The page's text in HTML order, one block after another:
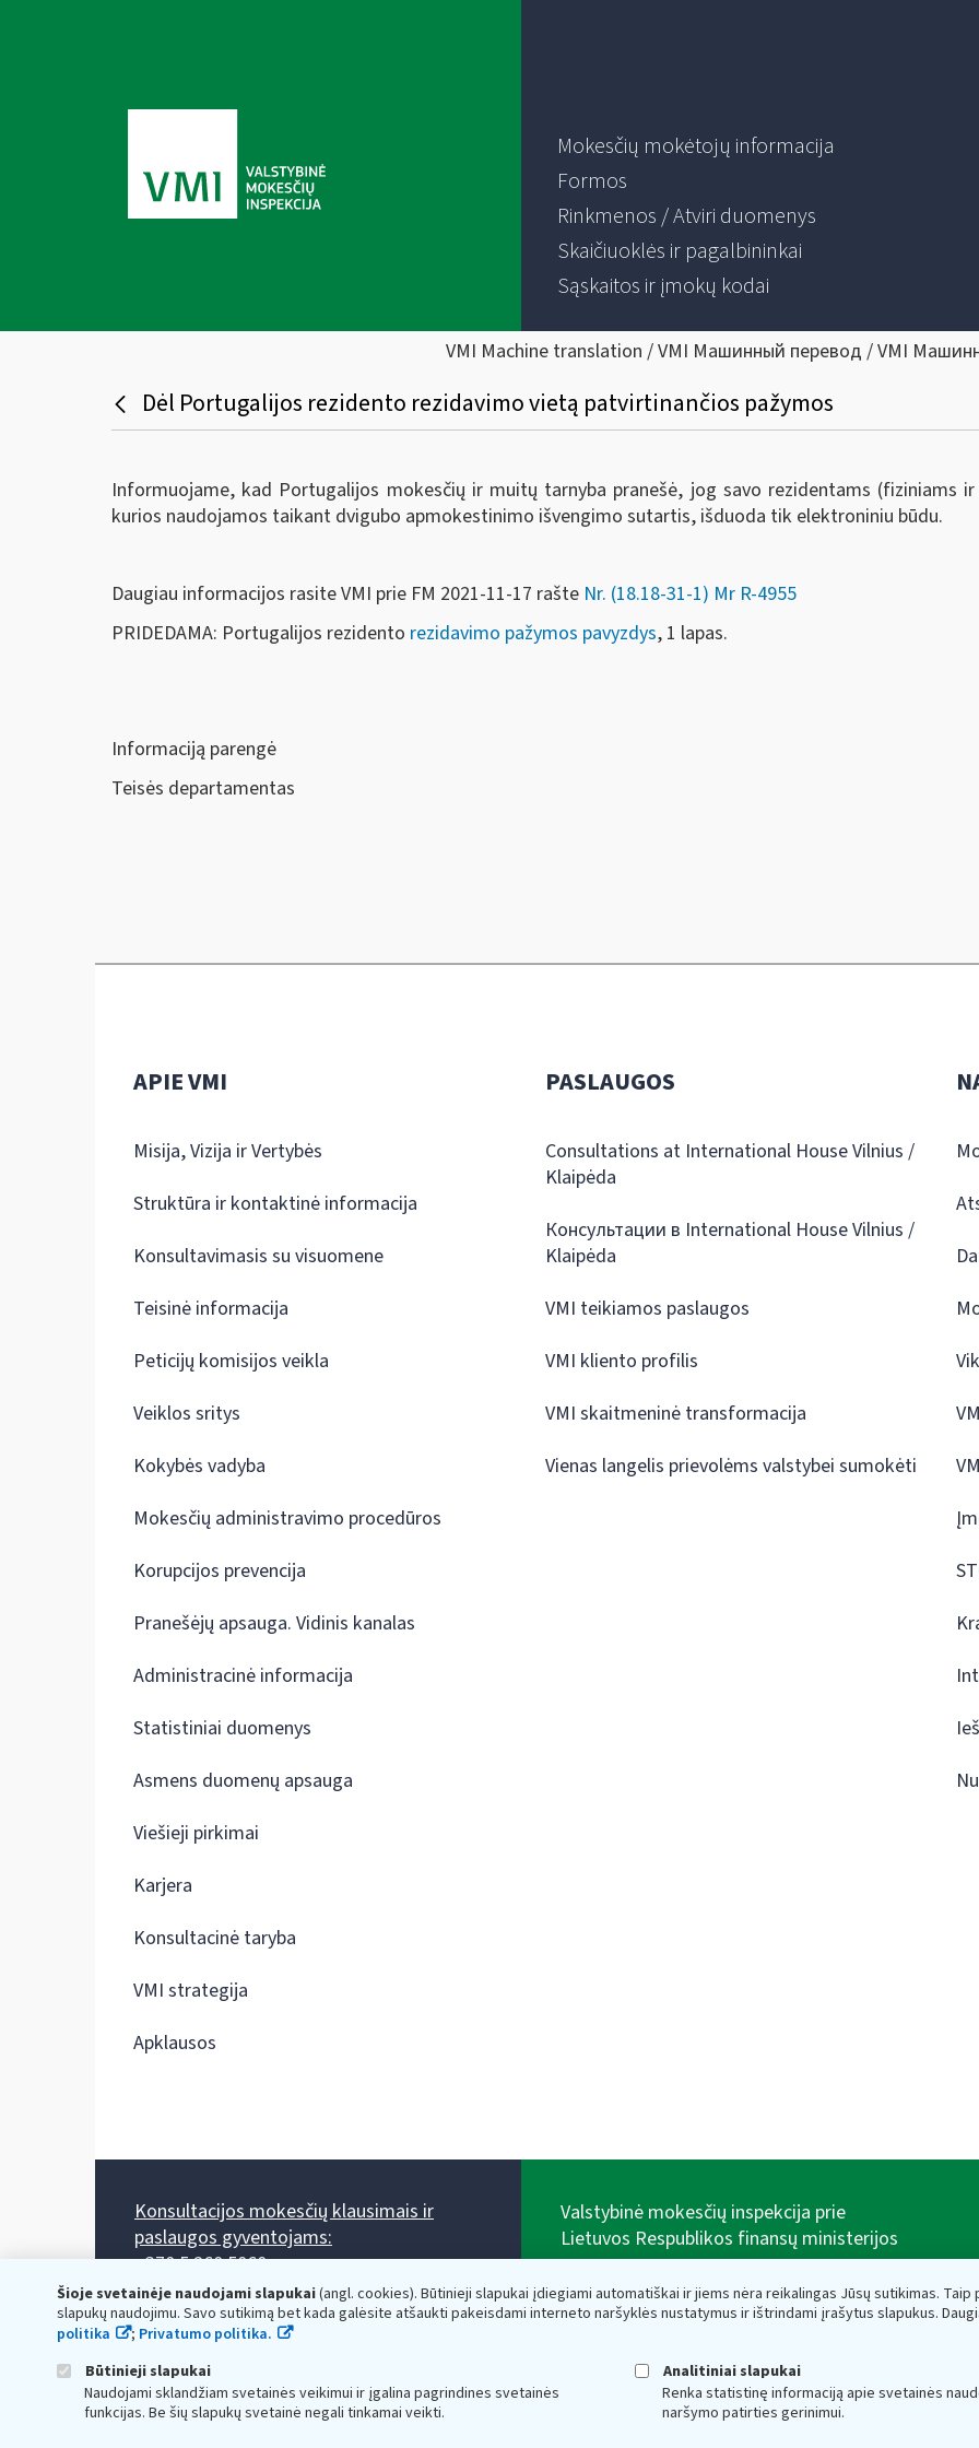
Mokesčių mokėtojų informacija
Formos
Rinkmenos / Atviri duomenys
Skaičiuoklės ir pagalbininkai
Sąskaitos ir įmokų kodai
VMI Machine translation / VMI Машинный перевод / VMI
Dėl Portugalijos rezidento rezidavimo vietą patvirtinančios pažymos
Informuojame, kad Portugalijos mokesčių ir muitų tarnyba pranešė, jog savo rezidentams (fiziniams
kurios naudojamos taikant dvigubo apmokestinimo išvengimo sutartis, išduoda tik elektroniniu būdu.
Daugiau informacijos rasite VMI prie FM 2021-11-17 rašte Nr. (18.18-31-1) Mr R-4955
PRIDEDAMA: Portugalijos rezidento rezidavimo pažymos pavyzdys, 1 lapas.
Informaciją parengė
Teisės departamentas
Šioje svetainėje naudojami slapukai(angl. cookies). Būtinieji slapukai įdiegiami automatiškai ir jiems nėra reikalingas Jūsų sutikimas.
slapukų naudojimu. Savo sutikimą bet kada galėsite atšaukti pakeisdami interneto naršyklės nustatymus ir ištrindami įrašytus slapukus.
politika
; Privatumo politika.
Būtinieji slapukai
Naudojami sklandžiam svetainės veikimui ir įgalina pagrindines svetainės
funkcijas. Be šių slapukų svetainė negali tinkamai veikti.
Analitiniai slapukai
Renka statistinę informaciją apie svetainės
naršymo patirties gerinimui.
APIE VMI
Misija, Vizija ir Vertybės
Struktūra ir kontaktinė informacija
Konsultavimasis su visuomene
Teisinė informacija
Peticijų komisijos veikla
Veiklos sritys
Kokybės vadyba
Mokesčių administravimo procedūros
Korupcijos prevencija
Pranešėjų apsauga. Vidinis kanalas
Administracinė informacija
Statistiniai duomenys
Asmens duomenų apsauga
Viešieji pirkimai
Karjera
Konsultacinė taryba
VMI strategija
Apklausos
PASLAUGOS
Consultations at International House Vilnius /
Klaipėda
Консультации в International House Vilnius /
Klaipėda
VMI teikiamos paslaugos
VMI kliento profilis
VMI skaitmeninė transformacija
Vienas langelis prievolėms valstybei sumokėti
Konsultacijos mokesčių klausimais ir
paslaugos gyventojams:
+370 5 260 5060
Darbo laikas: I-IV 8.00-17.00, V 8.00-15.45.
Prieššventinę dieną - viena valanda trumpiau.
Kiekvieno mėnesio antrą penktadienį 8.00 val. - 12.00 val.
Valstybinė mokesčių inspekcija prie
Lietuvos Respublikos finansų ministerijos
adresas: Vasario 16-osios g. 14, 01107 Vilnius, Lietuva,
el.paštas:vmi@vmi.lt, E. pristatymo dėžutės adresas
Lietuvos Respublikos finansų ministerijos kaupiami ir
saugomi Juridinių asmenų registre